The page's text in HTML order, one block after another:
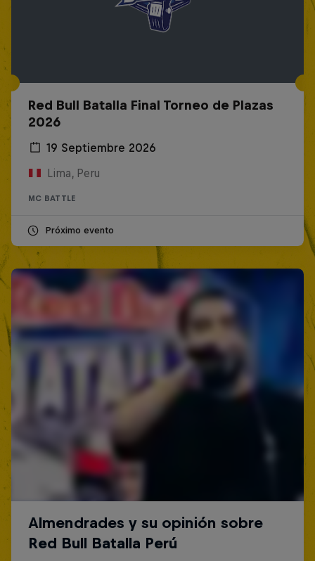
Red Bull Batalla Final Torneo de Plazas
2026
19 Septiembre 2026
Lima, Peru
MC BATTLE
Próximo evento